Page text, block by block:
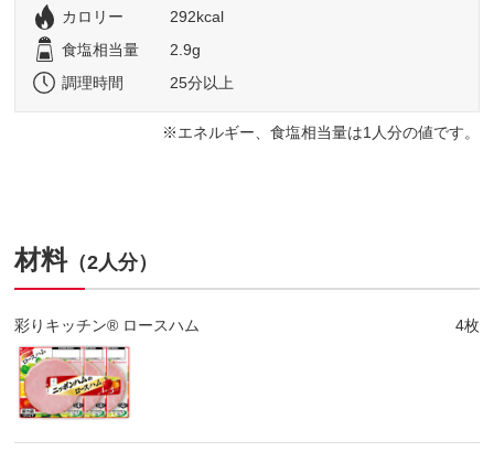
カロリー
292kcal
食塩相当量
2.9g
調理時間
25分以上
エネルギー、食塩相当量は1人分の値です。
材料（2人分）
彩りキッチン® ロースハム 4枚